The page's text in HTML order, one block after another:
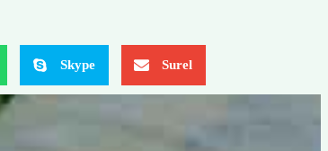
Skype Surel